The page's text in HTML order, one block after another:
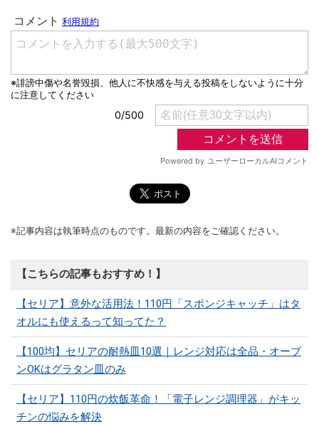
※記事内容は執筆時点のものです。最新の内容をご確認ください。
【こちらの記事もおすすめ！】
【セリア】意外な活用法！110円「スポンジキャッチ」はタ
オルにも使えるって知ってた？
【100均】セリアの耐熱皿10選｜レンジ対応は全品・オーブ
ンOKはグラタン皿のみ
【セリア】110円の炊飯革命！「電子レンジ調理器」がキッ
チンの悩みを解決